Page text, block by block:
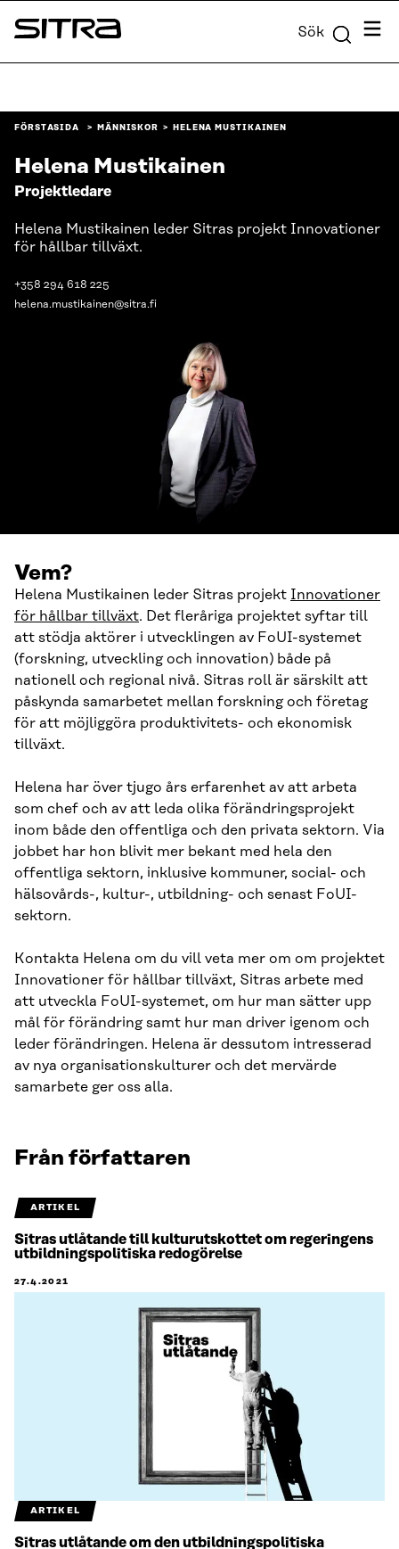
Skip to
content
Sitra Sök Meny
FÖRSTASIDA MÄNNISKOR HELENA MUSTIKAINEN
Helena Mustikainen
Projektledare
Helena Mustikainen leder Sitras projekt Innovationer
för hållbar tillväxt.
+358 294 618 225
helena.mustikainen@sitra.fi
Vem?
Helena Mustikainen leder Sitras projekt Innovationer
för hållbar tillväxt. Det fleråriga projektet syftar till
att stödja aktörer i utvecklingen av FoUI-systemet
(forskning, utveckling och innovation) både på
nationell och regional nivå. Sitras roll är särskilt att
påskynda samarbetet mellan forskning och företag
för att möjliggöra produktivitets- och ekonomisk
tillväxt.
Helena har över tjugo års erfarenhet av att arbeta
som chef och av att leda olika förändringsprojekt
inom både den offentliga och den privata sektorn. Via
jobbet har hon blivit mer bekant med hela den
offentliga sektorn, inklusive kommuner, social- och
hälsovårds-, kultur-, utbildning- och senast FoUI-
sektorn.
Kontakta Helena om du vill veta mer om om projektet
Innovationer för hållbar tillväxt, Sitras arbete med
att utveckla FoUI-systemet, om hur man sätter upp
mål för förändring samt hur man driver igenom och
leder förändringen. Helena är dessutom intresserad
av nya organisationskulturer och det mervärde
samarbete ger oss alla.
Från författaren
ARTIKEL
Sitras utlåtande till kulturutskottet om regeringens
utbildningspolitiska redogörelse
27.4.2021
ARTIKEL
Sitras utlåtande om den utbildningspolitiska